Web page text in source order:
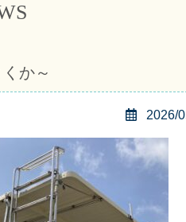
か～
2026/